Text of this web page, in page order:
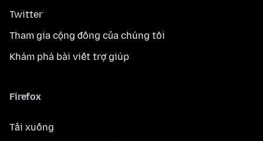
Twitter
Tham gia cộng đồng của chúng tôi
Khám phá bài viết trợ giúp
Firefox
Tải xuống